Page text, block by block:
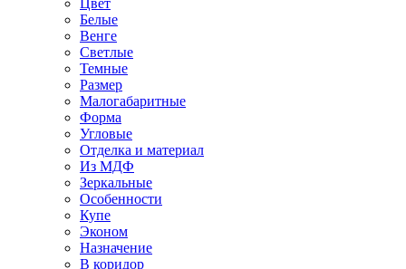
Цвет
Белые
Венге
Светлые
Темные
Размер
Малогабаритные
Форма
Угловые
Отделка и материал
Из МДФ
Зеркальные
Особенности
Купе
Эконом
Назначение
В коридор